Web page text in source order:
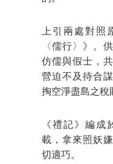
上引兩處對照
〈儒行〉》。
仿儒與假士，
營迫不及待合
掏空淨盡島之稅
《禮記》編成
載，拿來照妖
切適巧。